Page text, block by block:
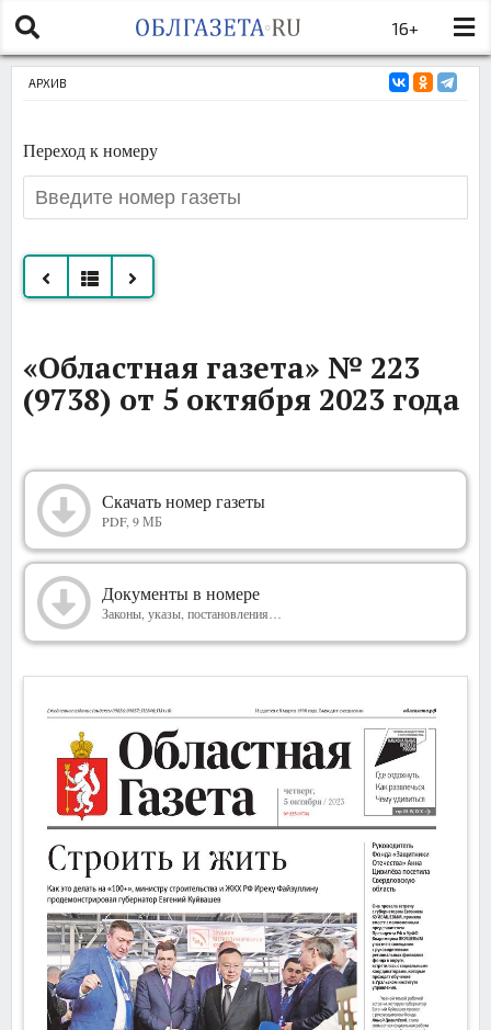
16+
АРХИВ
Переход к номеру
номера
за
2023
«Областная газета» № 223
(9738) от 5 октября 2023 года
Скачать номер газеты
PDF, 9 МБ
Документы в номере
Законы, указы, постановления…